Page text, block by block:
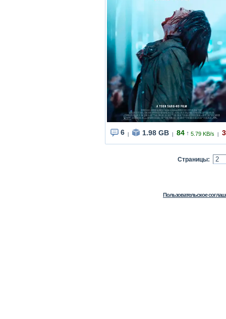
6 1.98 GB 84 ↑ 5.79 KB/s 3
Страницы:
Пользовательское